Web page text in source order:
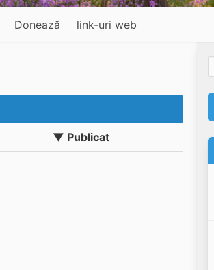
Donează link-uri web
▼ Publicat